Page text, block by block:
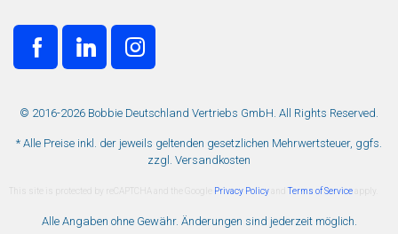
© 2016-2026 Bobbie Deutschland Vertriebs GmbH. All Rights Reserved.
* Alle Preise inkl. der jeweils geltenden gesetzlichen Mehrwertsteuer, ggfs.
zzgl. Versandkosten
This site is protected by reCAPTCHA and the Google Privacy Policy andTerms of Service apply.
Alle Angaben ohne Gewähr. Änderungen sind jederzeit möglich.